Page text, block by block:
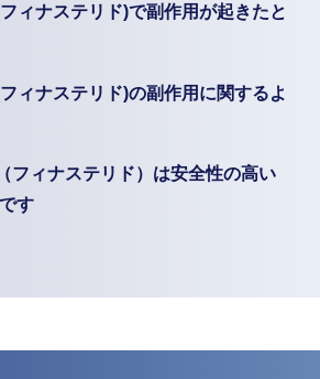
ィナステリド)で副作用が起きたと
ィナステリド)の副作用に関するよ
フィナステリド）は安全性の高い
す